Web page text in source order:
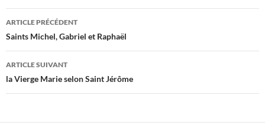
Navigation
des
articles
ARTICLE PRÉCÉDENT
Saints Michel, Gabriel et Raphaël
ARTICLE SUIVANT
la Vierge Marie selon Saint Jérôme